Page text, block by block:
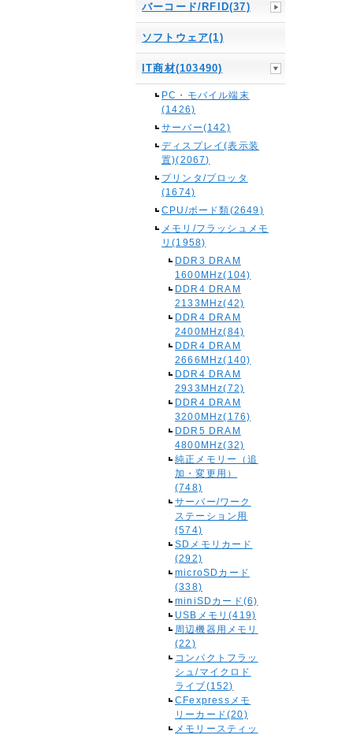
バーコード/RFID(37)
ソフトウェア(1)
IT商材(103490)
PC・モバイル端末
(1426)
サーバー(142)
ディスプレイ(表示装
置)(2067)
プリンタ/プロッタ
(1674)
CPU/ボード類(2649)
メモリ/フラッシュメモ
リ(1958)
DDR3 DRAM
1600MHz(104)
DDR4 DRAM
2133MHz(42)
DDR4 DRAM
2400MHz(84)
DDR4 DRAM
2666MHz(140)
DDR4 DRAM
2933MHz(72)
DDR4 DRAM
3200MHz(176)
DDR5 DRAM
4800MHz(32)
純正メモリー（追
加・変更用）
(748)
サーバー/ワーク
ステーション用
(574)
SDメモリカード
(292)
microSDカード
(338)
miniSDカード(6)
USBメモリ(419)
周辺機器用メモリ
(22)
コンパクトフラッ
シュ/マイクロド
ライブ(152)
CFexpressメモ
リーカード(20)
メモリースティッ